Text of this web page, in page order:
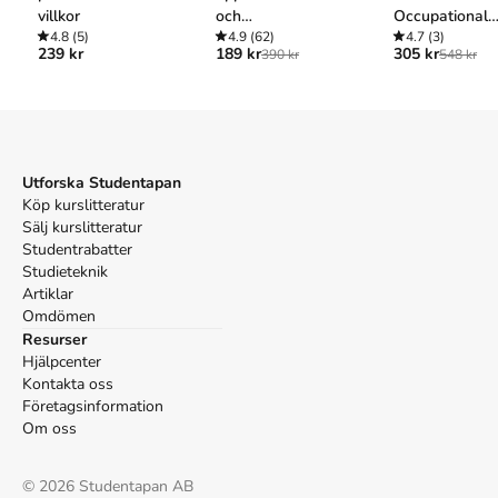
villkor
4.8 (5)
239 kr
och
forskningsmetodik
: för studenter
4.9 (62)
189 kr390 kr
Occupational
Therapists
4.7 (3)
305 kr548 kr
Utforska Studentapan
Köp kurslitteratur
Sälj kurslitteratur
Studentrabatter
Studieteknik
Artiklar
Omdömen
Resurser
Hjälpcenter
Kontakta oss
Företagsinformation
Om oss
© 2026 Studentapan AB